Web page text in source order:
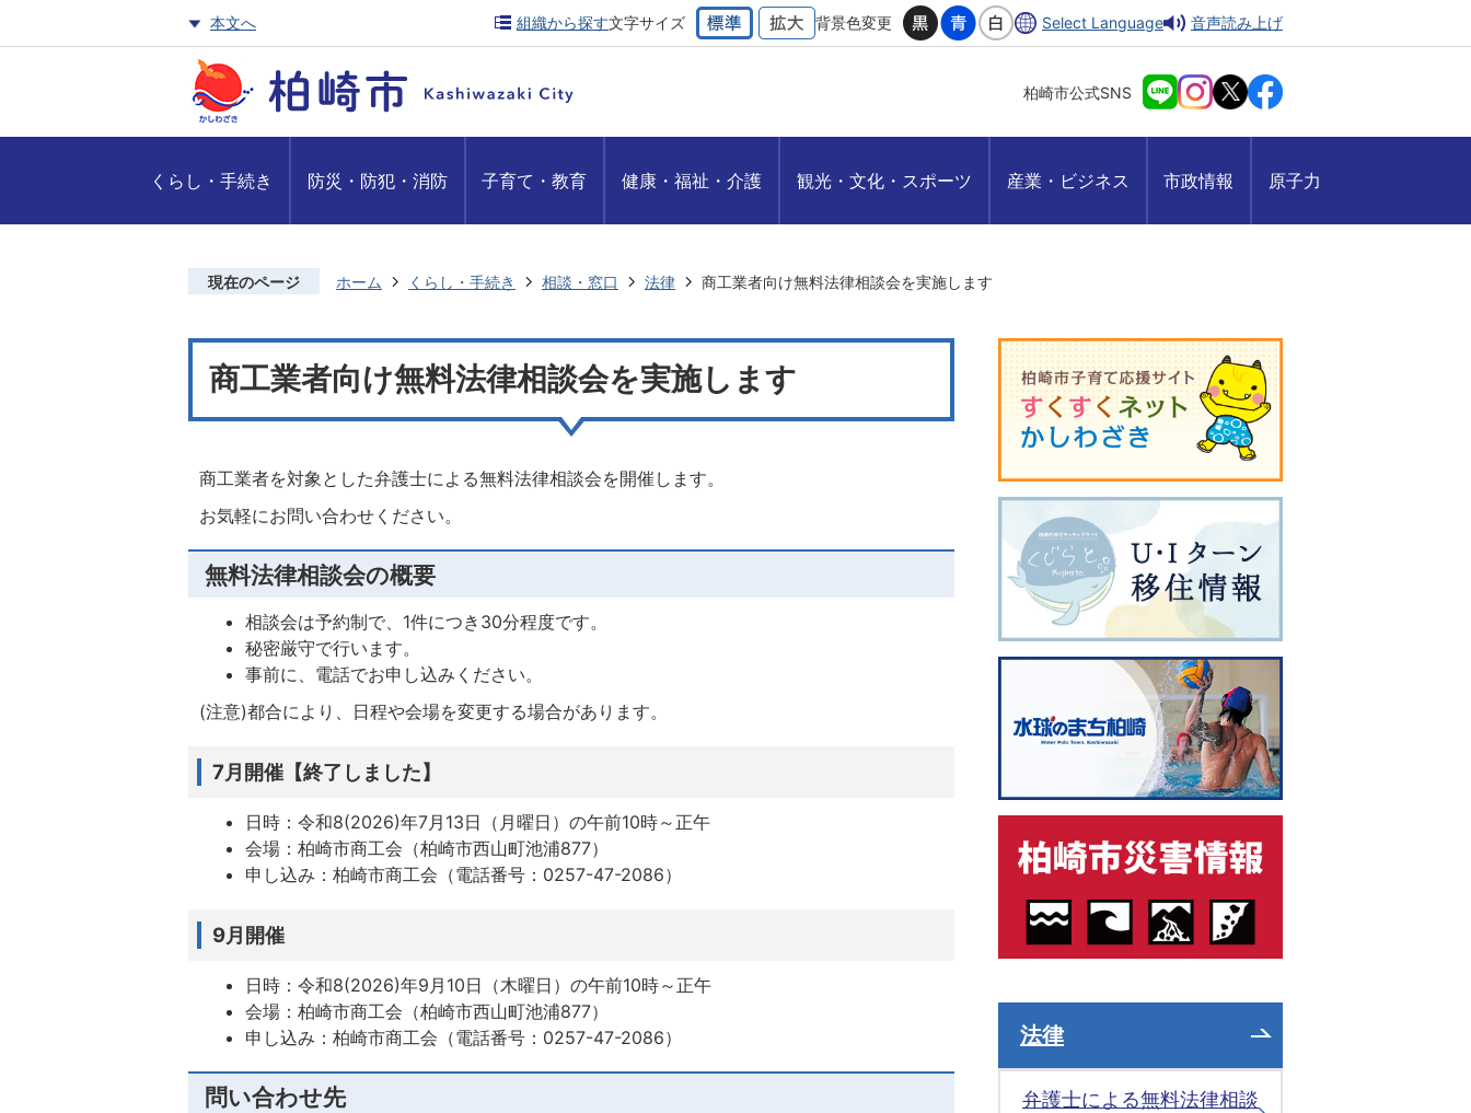
本文へ 組織から探す文字サイズ 背景色変更 Select Language 音声読み上げ
柏崎市公式SNS
くらし・手続き 防災・防犯・消防 子育て・教育 健康・福祉・介護 観光・文化・スポーツ 産業・ビジネス 市政情報 原子力
現在のページ ホーム くらし・手続き 相談・窓口 法律 商工業者向け無料法律相談会を実施します
商工業者向け無料法律相談会を実施します
商工業者を対象とした弁護士による無料法律相談会を開催します。
お気軽にお問い合わせください。
無料法律相談会の概要
相談会は予約制で、1件につき30分程度です。
秘密厳守で行います。
事前に、電話でお申し込みください。
(注意)都合により、日程や会場を変更する場合があります。
7月開催【終了しました】
日時：令和8(2026)年7月13日（月曜日）の午前10時～正午
会場：柏崎市商工会（柏崎市西山町池浦877）
申し込み：柏崎市商工会（電話番号：0257-47-2086）
9月開催
日時：令和8(2026)年9月10日（木曜日）の午前10時～正午
会場：柏崎市商工会（柏崎市西山町池浦877）
申し込み：柏崎市商工会（電話番号：0257-47-2086）
問い合わせ先
法律
弁護士による無料法律相談